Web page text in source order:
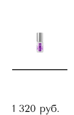
1 320 руб.